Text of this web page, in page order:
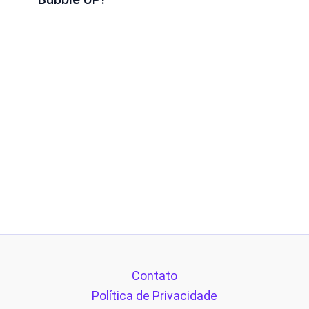
Contato
Política de Privacidade